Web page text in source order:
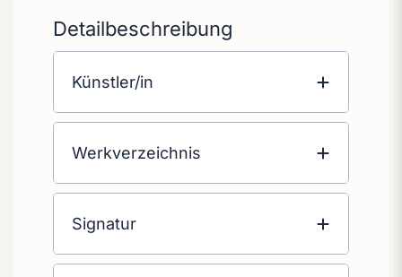
Detailbeschreibung
Künstler/in
Werkverzeichnis
Signatur